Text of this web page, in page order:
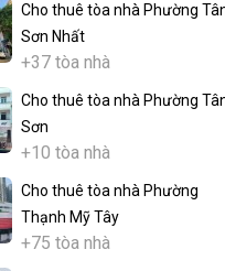
Cho thuê tòa nhà Phường
Sơn Nhất
+37 tòa nhà
Cho thuê tòa nhà Phường
Sơn
+10 tòa nhà
Cho thuê tòa nhà Phường
Thạnh Mỹ Tây
+75 tòa nhà